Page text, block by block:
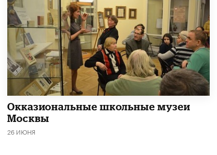
​Окказиональные школьные музеи
Москвы
26 ИЮНЯ